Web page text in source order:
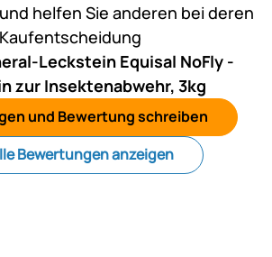
helfen Sie anderen bei deren
Kaufentscheidung
Leckstein Equisal NoFly -
zur Insektenabwehr, 3kg
und Bewertung schreiben
Bewertungen anzeigen